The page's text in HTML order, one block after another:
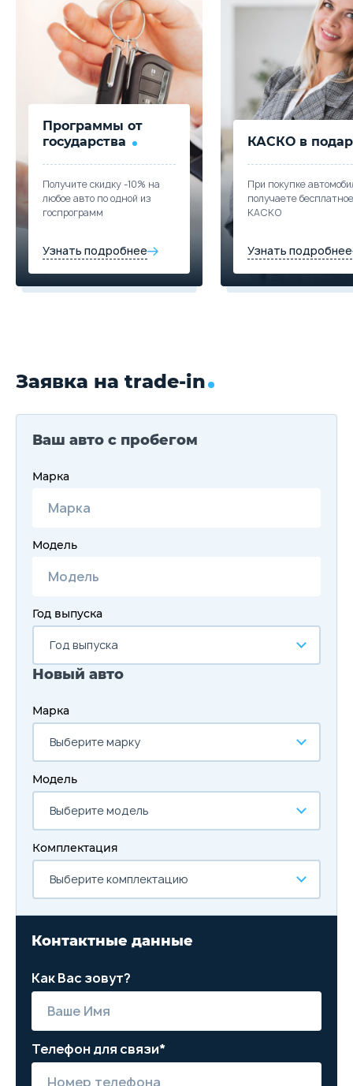
Программы от
государства
Получите скидку -10% на
любое авто по одной из
госпрограмм
Узнать подробнее
КАСКО в
При покупке
получаете бесплатное
КАСКО
Узнать подробнее
Заявка на trade-in
Ваш авто с пробегом
Марка
Модель
Год выпуска
Год выпуска
Новый авто
Марка
Выберите марку
Модель
Выберите модель
Комплектация
Выберите комплектацию
Контактные данные
Как Вас зовут?
Телефон для связи*